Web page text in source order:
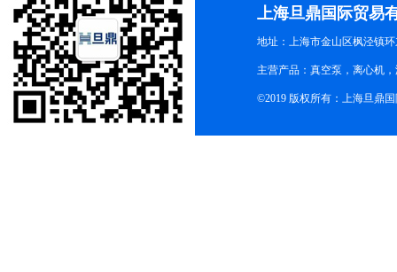
上海旦鼎国际贸易
地址：上海市金山区枫泾镇
主营产品：真空泵，离心机
©2019 版权所有：上海旦鼎